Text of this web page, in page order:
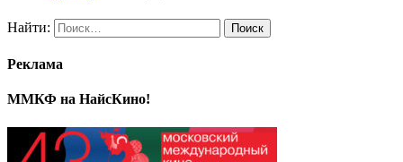
Найти:
Реклама
ММКФ на НайсКино!